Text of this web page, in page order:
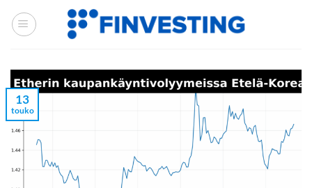
Siirry
sisältöön
13
touko